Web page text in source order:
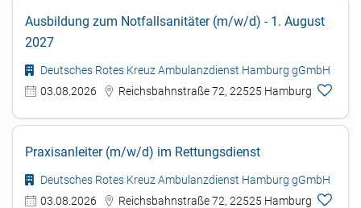
Ausbildung zum Notfallsanitäter (m/w/d) - 1. August
2027
Deutsches Rotes Kreuz Ambulanzdienst Hamburg gGmbH
03.08.2026
Reichsbahnstraße 72, 22525 Hamburg
Praxisanleiter (m/w/d) im Rettungsdienst
Deutsches Rotes Kreuz Ambulanzdienst Hamburg gGmbH
03.08.2026
Reichsbahnstraße 72, 22525 Hamburg